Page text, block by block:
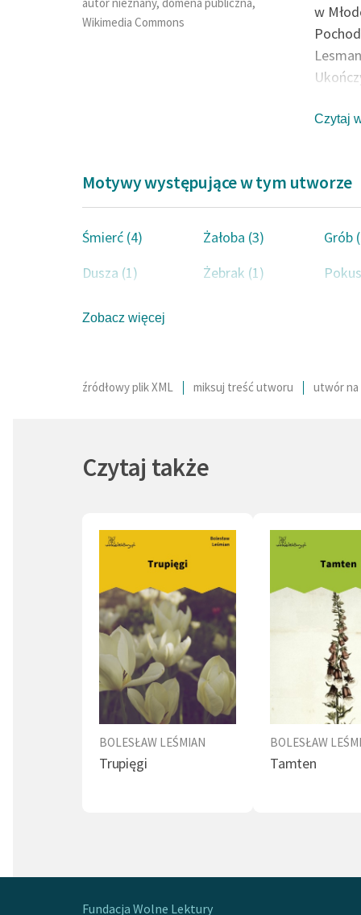
Wikimedia Commons
w
Jego
Czytaj
Motywy występujące w tym utworze
Śmierć (4) Żałoba (3) Grób
Dusza (1)
Żebrak (1)
Przemijanie (1)
Zobacz więcej
źródłowy plik XML miksuj treść utworu utwór na
Czytaj także
BOLESŁAW LEŚMIAN
Trupięgi
BOLESŁAW
Tamten
Fundacja Wolne Lektury